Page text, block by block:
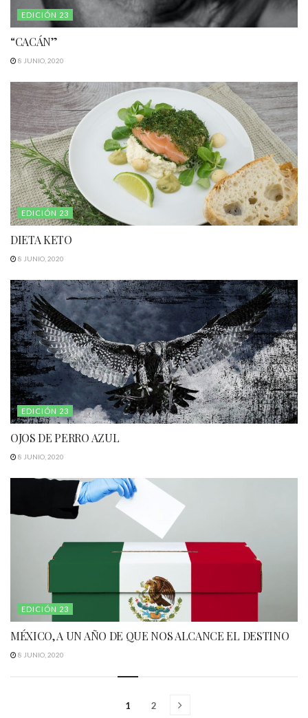
EDICIÓN 23
“CACÁN”
8 JUNIO, 2020
EDICIÓN 23
DIETA KETO
8 JUNIO, 2020
EDICIÓN 23
OJOS DE PERRO AZUL
8 JUNIO, 2020
EDICIÓN 23
MÉXICO, A UN AÑO DE QUE NOS ALCANCE EL DESTINO
8 JUNIO, 2020
1 2